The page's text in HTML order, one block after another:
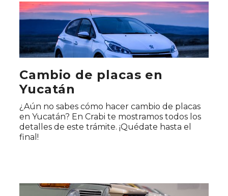
Cambio de placas en
Yucatán
¿Aún no sabes cómo hacer cambio de placas
en Yucatán? En Crabi te mostramos todos los
detalles de este trámite. ¡Quédate hasta el
final!